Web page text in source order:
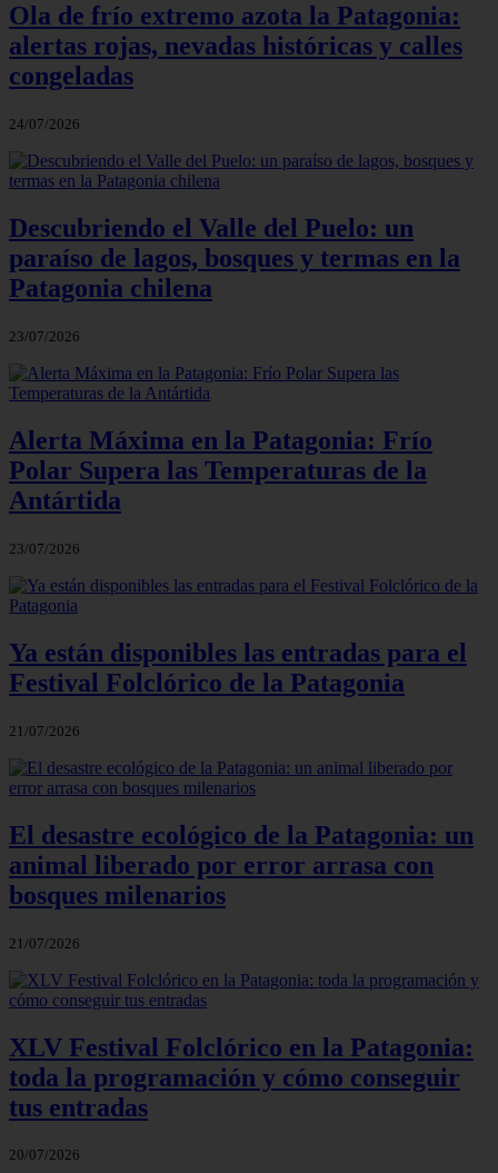
Ola de frío extremo azota la Patagonia:
alertas rojas, nevadas históricas y calles
congeladas
24/07/2026
Descubriendo el Valle del Puelo: un
paraíso de lagos, bosques y termas en la
Patagonia chilena
23/07/2026
Alerta Máxima en la Patagonia: Frío
Polar Supera las Temperaturas de la
Antártida
23/07/2026
Ya están disponibles las entradas para el
Festival Folclórico de la Patagonia
21/07/2026
El desastre ecológico de la Patagonia: un
animal liberado por error arrasa con
bosques milenarios
21/07/2026
XLV Festival Folclórico en la Patagonia:
toda la programación y cómo conseguir
tus entradas
20/07/2026